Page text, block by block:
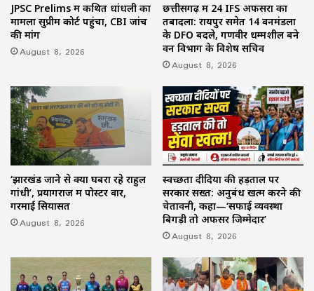
JPSC Prelims में कथित धांधली का
मामला सुप्रीम कोर्ट पहुंचा, CBI जांच
की मांग
August 8, 2026
छत्तीसगढ़ में 24 IFS अफसरों का
तबादला: रायपुर समेत 14 वनमंडलों
के DFO बदले, गणवीर धम्मशील बने
वन विभाग के विशेष सचिव
August 8, 2026
‘झारखंड जाने से क्यों घबरा रहे राहुल
गांधी’, प्रयागराज में पोस्टर वार,
गरमाई सियासत
August 8, 2026
स्वच्छता दीदियों की हड़ताल पर
सरकार सख्त: अनुबंध खत्म करने की
चेतावनी, कहा—‘सफाई व्यवस्था
बिगड़ी तो अफसर जिम्मेदार’
August 8, 2026